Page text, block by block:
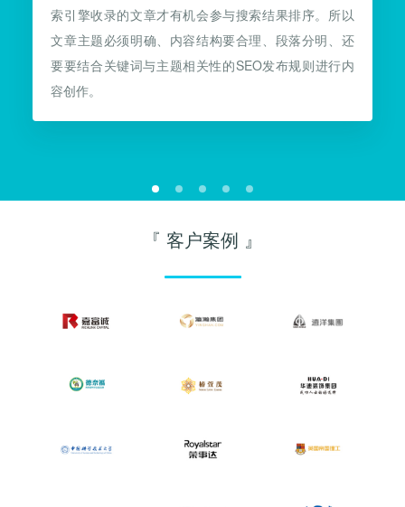
索引擎收录的文章才有机会参与搜索结果排序。所以
文章主题必须明确、内容结构要合理、段落分明、还
要要结合关键词与主题相关性的SEO发布规则进行内
容创作。
『 客户案例 』